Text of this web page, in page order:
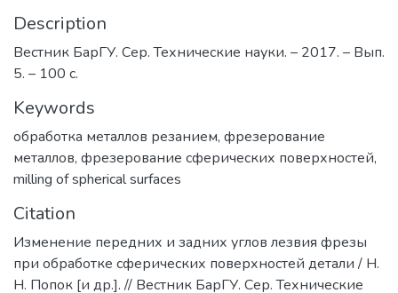
Description
Вестник БарГУ. Сер. Технические науки. – 2017. – Вып.
5. – 100 с.
Keywords
обработка металлов резанием, фрезерование
металлов, фрезерование сферических поверхностей,
milling of spherical surfaces
Citation
Изменение передних и задних углов лезвия фрезы
при обработке сферических поверхностей детали / Н.
Н. Попок [и др.]. // Вестник БарГУ. Сер. Технические